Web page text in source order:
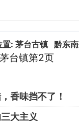
置:茅台古镇 黔东
台镇第2页
香味挡不了！
大主义